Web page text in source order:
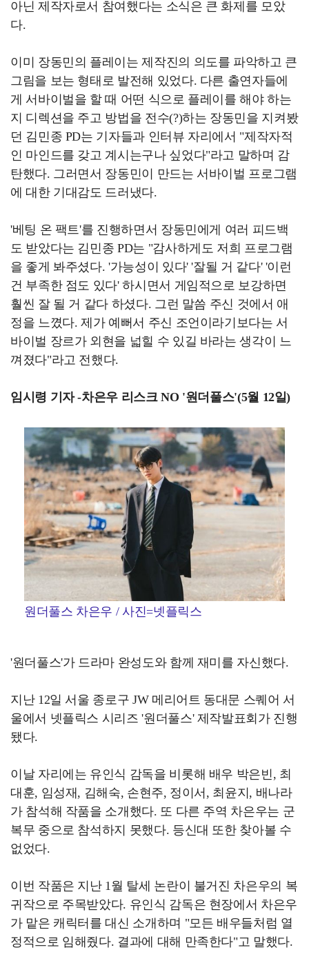
아닌 제작자로서 참여했다는 소식은 큰 화제를 모았
다.
이미 장동민의 플레이는 제작진의 의도를 파악하고 큰
그림을 보는 형태로 발전해 있었다. 다른 출연자들에
게 서바이벌을 할 때 어떤 식으로 플레이를 해야 하는
지 디렉션을 주고 방법을 전수(?)하는 장동민을 지켜봤
던 김민종 PD는 기자들과 인터뷰 자리에서 "제작자적
인 마인드를 갖고 계시는구나 싶었다"라고 말하며 감
탄했다. 그러면서 장동민이 만드는 서바이벌 프로그램
에 대한 기대감도 드러냈다.
'베팅 온 팩트'를 진행하면서 장동민에게 여러 피드백
도 받았다는 김민종 PD는 "감사하게도 저희 프로그램
을 좋게 봐주셨다. '가능성이 있다' '잘될 거 같다' '이런
건 부족한 점도 있다' 하시면서 게임적으로 보강하면
훨씬 잘 될 거 같다 하셨다. 그런 말씀 주신 것에서 애
정을 느꼈다. 제가 예뻐서 주신 조언이라기보다는 서
바이벌 장르가 외현을 넓힐 수 있길 바라는 생각이 느
껴졌다"라고 전했다.
임시령 기자 -차은우 리스크 NO '원더풀스'(5월 12일)
원더풀스 차은우 / 사진=넷플릭스
'원더풀스'가 드라마 완성도와 함께 재미를 자신했다.
지난 12일 서울 종로구 JW 메리어트 동대문 스퀘어 서
울에서 넷플릭스 시리즈 '원더풀스' 제작발표회가 진행
됐다.
이날 자리에는 유인식 감독을 비롯해 배우 박은빈, 최
대훈, 임성재, 김해숙, 손현주, 정이서, 최윤지, 배나라
가 참석해 작품을 소개했다. 또 다른 주역 차은우는 군
복무 중으로 참석하지 못했다. 등신대 또한 찾아볼 수
없었다.
이번 작품은 지난 1월 탈세 논란이 불거진 차은우의 복
귀작으로 주목받았다. 유인식 감독은 현장에서 차은우
가 맡은 캐릭터를 대신 소개하며 "모든 배우들처럼 열
정적으로 임해줬다. 결과에 대해 만족한다"고 말했다.